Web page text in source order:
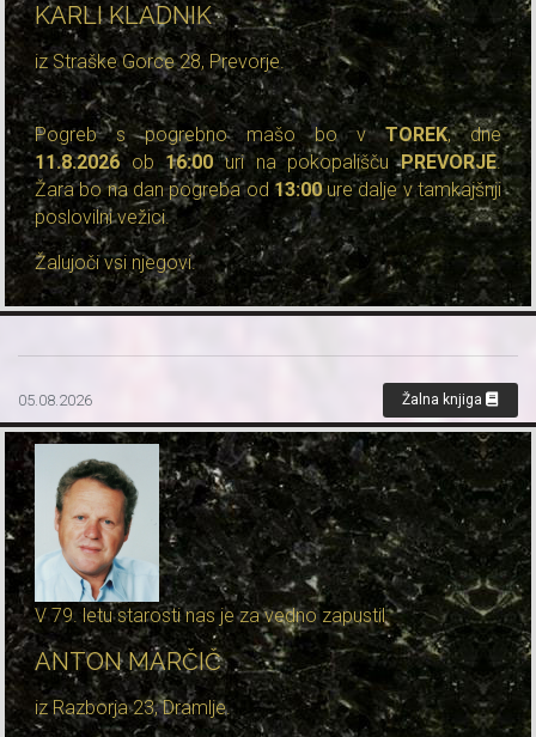
KARLI KLADNIK
iz Straške Gorce 28, Prevorje.
Pogreb s pogrebno mašo bo vTOREK, dne
11.8.2026ob16:00uri na pokopališčuPREVORJE.
Žara bo na dan pogreba od 13:00ure dalje v tamkajšnji
poslovilni vežici.
Žalujoči vsi njegovi.
05.08.2026 Žalna knjiga
V 79. letu starosti nas je za vedno zapustil
ANTON MARČIČ
iz Razborja 23, Dramlje.